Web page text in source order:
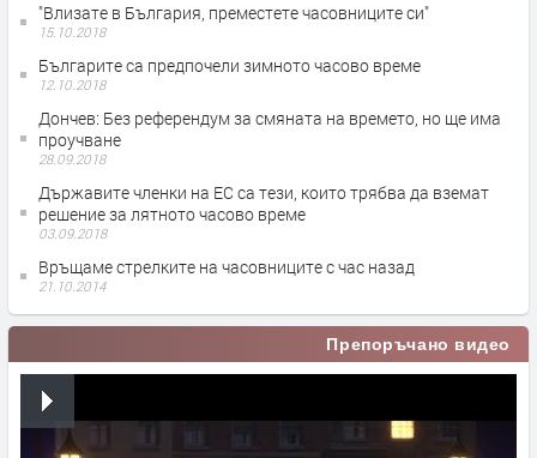
"Влизате в България, преместете часовниците си"
15.10.2018
Българитe са предпочели зимното часово време
12.10.2018
Дончев: Без референдум за смяната на времето, но ще има
проучване
28.09.2018
Държавите членки на ЕС са тези, които трябва да вземат
решение за лятното часово време
03.09.2018
Връщаме стрелките на часовниците с час назад
21.10.2014
Препоръчано видео